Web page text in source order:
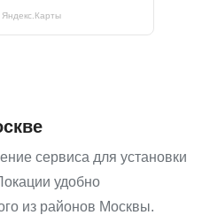
сервиса для установки
удобно
из районов Москвы.